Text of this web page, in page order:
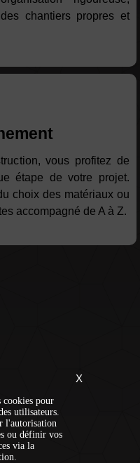
chantiers propres et
vous profitez de
étape de votre projet.
choix des matériaux ou
accompagné de A à Z.
X
cookies pour
utilisateurs.
l'autorisation
ou définir vos
via la